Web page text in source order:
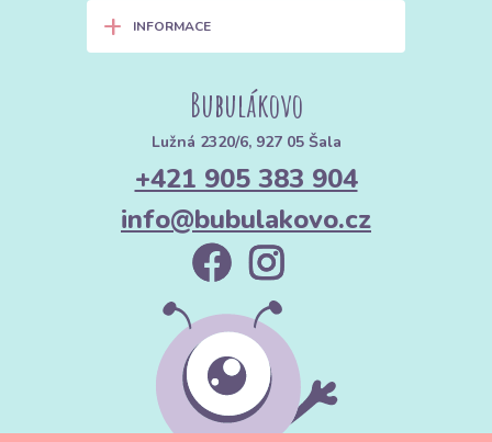
+ INFORMACE
Bubulákovo
Lužná 2320/6, 927 05 Šala
+421 905 383 904
info@bubulakovo.cz